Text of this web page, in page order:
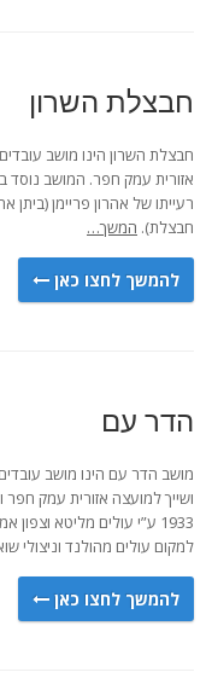
חבצלת השרון
חבצלת השרון הינו מושב
רעייתו של אהרון פריימן (ביתן
חבצלת). המשך…
להמשך לחצו כאן
הדר עם
מושב הדר עם הינו מושב
ושייך למועצה אזורית עמק
1933 ע”י עולים מליטא
למקום עולים מהולנד וניצולי
להמשך לחצו כאן